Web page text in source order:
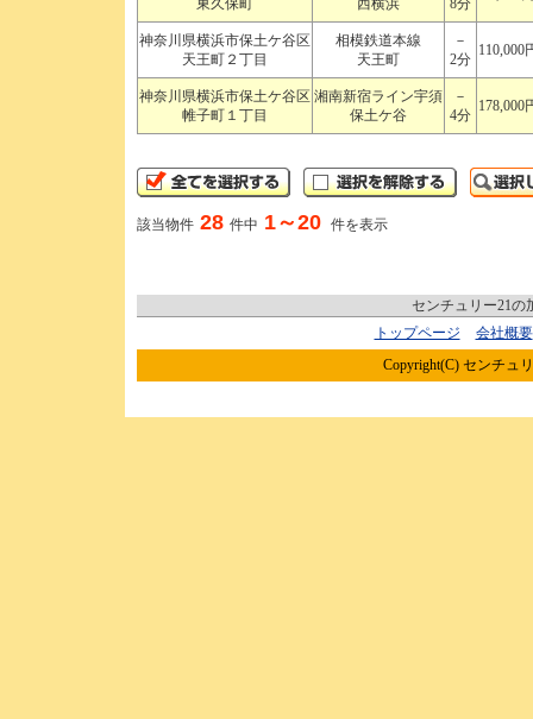
東久保町
西横浜
8分
神奈川県横浜市保土ケ谷区
天王町２丁目
相模鉄道本線
天王町
－
2分
110,000
神奈川県横浜市保土ケ谷区
帷子町１丁目
湘南新宿ライン宇須
保土ケ谷
－
4分
178,000
該当物件 28 件中 1～20 件を表示
センチュリー21の
トップページ
会社概要
Copyright(C) センチュ